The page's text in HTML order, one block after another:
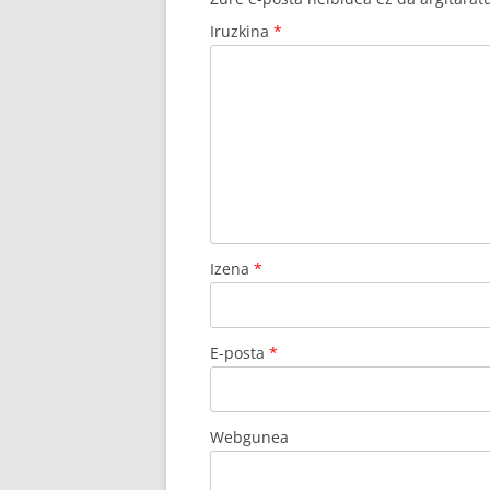
Iruzkina *
Izena *
E-posta *
Webgunea